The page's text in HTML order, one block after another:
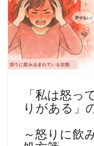
「私は怒っ
りがある」
～怒りに飲